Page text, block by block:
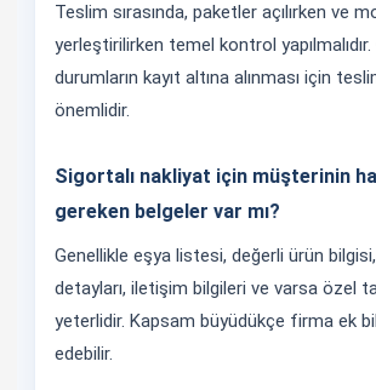
Teslim sırasında, paketler açılırken ve
yerleştirilirken temel kontrol yapılmalıdır.
durumların kayıt altına alınması için
önemlidir.
Sigortalı nakliyat için müşterinin
gereken belgeler var mı?
Genellikle eşya listesi, değerli ürün
detayları, iletişim bilgileri ve varsa özel
yeterlidir. Kapsam büyüdükçe firma ek
edebilir.